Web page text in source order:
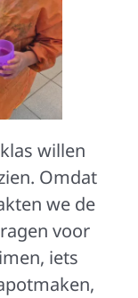
willen
Omdat
we de
voor
iets